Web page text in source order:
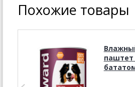
Похожие товары
паштет